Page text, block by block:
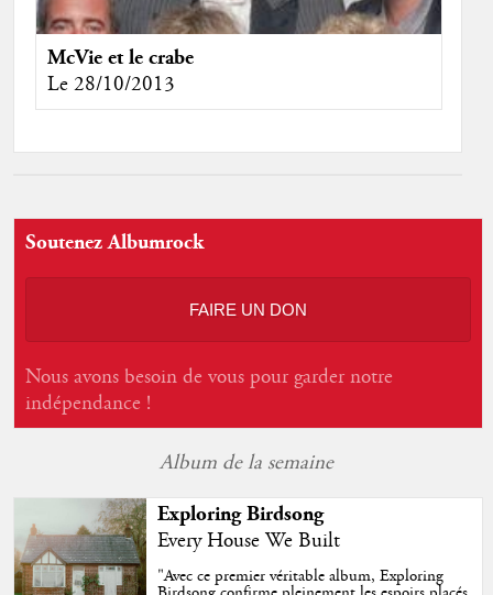
McVie et le crabe
Le 28/10/2013
Soutenez Albumrock
FAIRE UN DON
Nous avons besoin de vous pour garder notre
indépendance !
Album de la semaine
Exploring Birdsong
Every House We Built
"Avec ce premier véritable album, Exploring